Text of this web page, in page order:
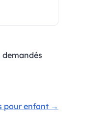
demandés
pour enfant →